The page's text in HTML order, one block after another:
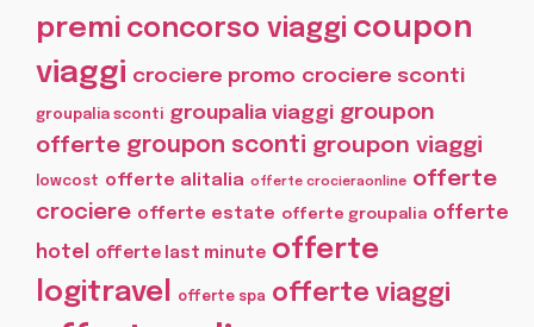
premi concorso viaggi coupon
viaggi crociere promo crociere sconti
groupalia sconti groupalia viaggi groupon
offerte groupon sconti groupon viaggi
lowcost offerte alitalia offerte crocieraonline offerte
crociere offerte estate offerte groupalia offerte
hotel
offerte last minute offerte
logitravel
offerte spa offerte viaggi